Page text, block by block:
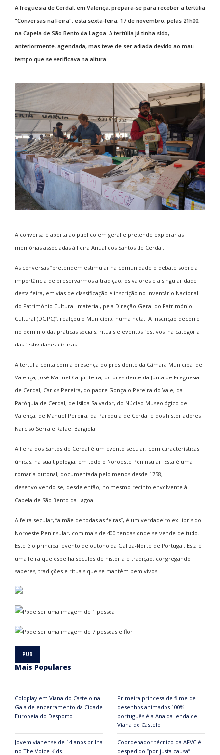
A freguesia de Cerdal, em Valença, prepara-se para receber a tertúlia
"Conversas na Feira", esta sexta-feira, 17 de novembro, pelas 21h00,
na Capela de São Bento da Lagoa. A tertúlia já tinha sido,
anteriormente, agendada, mas teve de ser adiada devido ao mau
tempo que se verificava na altura.
A conversa é aberta ao público em geral e pretende explorar as
memórias associadas à Feira Anual dos Santos de Cerdal.
As conversas “pretendem estimular na comunidade o debate sobre a
importância de preservarmos a tradição, os valores e a singularidade
desta feira, em vias de classificação e inscrição no Inventário Nacional
do Património Cultural Imaterial, pela Direção-Geral do Património
Cultural (DGPC)”, realçou o Município, numa nota. A inscrição decorre
no domínio das práticas sociais, rituais e eventos festivos, na categoria
das festividades cíclicas.
A tertúlia conta com a presença do presidente da Câmara Municipal de
Valença, José Manuel Carpinteira, do presidente da Junta de Freguesia
de Cerdal, Carlos Pereira, do padre Gonçalo Pereira do Vale, da
Paróquia de Cerdal, de Isilda Salvador, do Núcleo Museológico de
Valença, de Manuel Pereira, da Paróquia de Cerdal e dos historiadores
Narciso Serra e Rafael Bargiela.
A Feira dos Santos de Cerdal é um evento secular, com características
únicas, na sua tipologia, em todo o Noroeste Peninsular. Esta é uma
romaria outonal, documentada pelo menos desde 1758,
desenvolvendo-se, desde então, no mesmo recinto envolvente à
Capela de São Bento da Lagoa.
A feira secular, “a mãe de todas as feiras”, é um verdadeiro ex-líbris do
Noroeste Peninsular, com mais de 400 tendas onde se vende de tudo.
Este é o principal evento de outono da Galiza-Norte de Portugal. Esta é
uma feira que espelha séculos de história e tradição, congregando
saberes, tradições e rituais que se mantêm bem vivos.
Mais Populares
Coldplay em Viana do Castelo na
Gala de encerramento da Cidade
Europeia do Desporto
Primeira princesa de filme de
desenhos animados 100%
português é a Ana da lenda de
Viana do Castelo
Jovem vianense de 14 anos brilha
no The Voice Kids
Coordenador técnico da AFVC é
despedido “por justa causa”